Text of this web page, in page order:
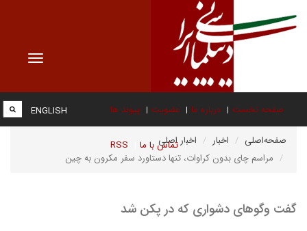
Toggle
صفحه نخست درباره ما عضویت پیوند ها
تماس با ما RSS
ENGLISH
صفحه‌اصلی اخبار
اخبار اصلی
مراسم چای بدون کراوات، تنها دستاورد سفر مکرون به چین
گفت وگوهای دشواری که در پکن شد